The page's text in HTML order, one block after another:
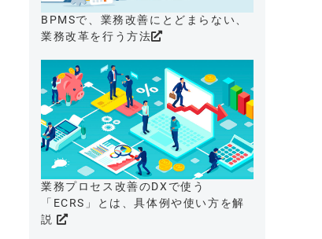
BPMSで、業務改善にとどまらない、
業務改革を行う方法
業務プロセス改善のDXで使う
「ECRS」とは、具体例や使い方を解
説